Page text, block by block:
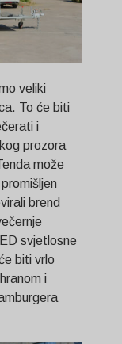
veliki
To će biti
i
prozora
može
brend
svjetlosne
biti vrlo
i